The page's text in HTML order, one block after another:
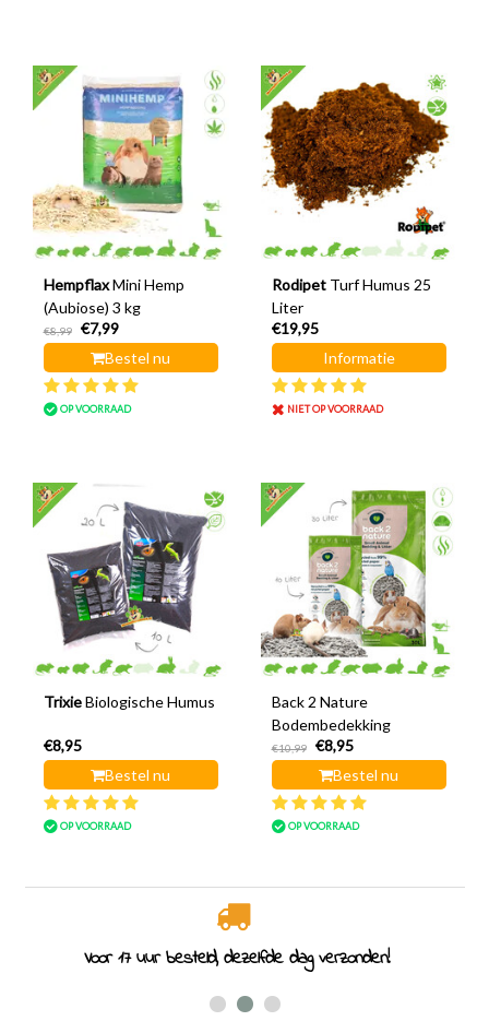
Hempflax Mini Hemp
(Aubiose) 3 kg
€8,99
€7,99
Bestel nu
OP VOORRAAD
Rodipet Turf Humus 25
Liter
€19,95
Informatie
NIET OP VOORRAAD
Trixie Biologische Humus
€8,95
Bestel nu
OP VOORRAAD
Back 2 Nature
Bodembedekking
€10,99
€8,95
Bestel nu
OP VOORRAAD
Specialist in knaagdieren sinds 2011